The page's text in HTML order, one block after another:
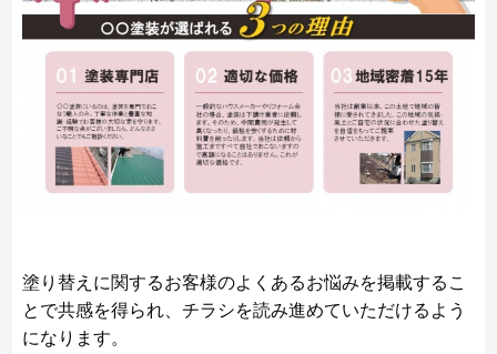
塗り替えに関するお客様のよくあるお悩みを掲載するこ
とで共感を得られ、チラシを読み進めていただけるよう
になります。